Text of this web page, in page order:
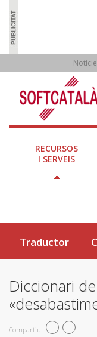
RECURSOS
I SERVEIS
Traductor
Diccionari
Compartiu